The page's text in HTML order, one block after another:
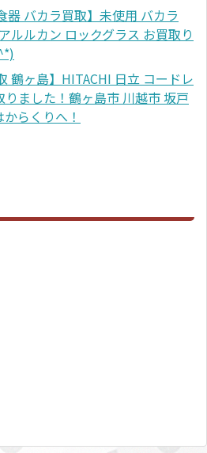
器 バカラ買取】未使用 バカラ
ルルカン ロックグラス お買取り
鶴ヶ島】HITACHI 日立 コードレ
りました！鶴ヶ島市 川越市 坂戸
らくりへ！